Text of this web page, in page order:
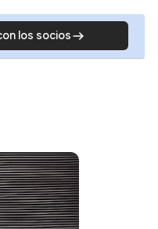
los socios